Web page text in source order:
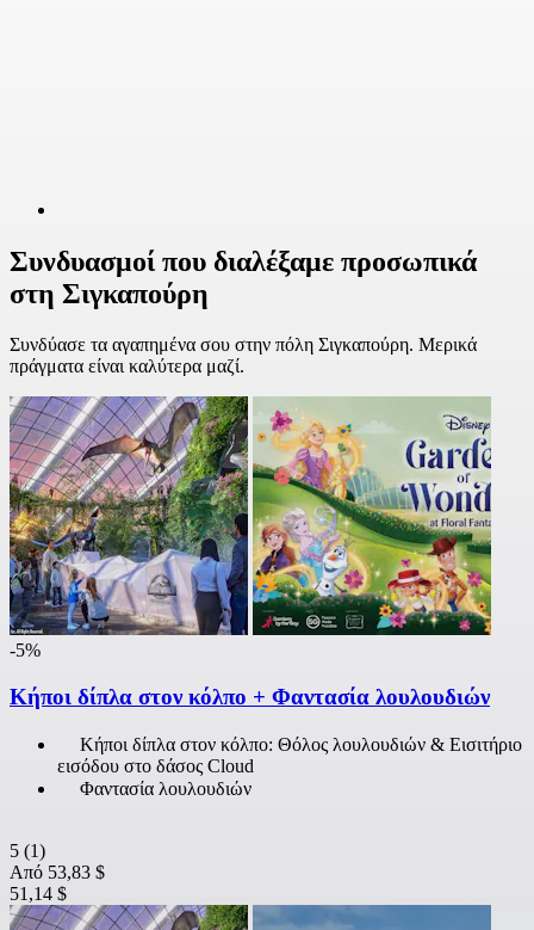
Συνδυασμοί που διαλέξαμε προσωπικά
στη Σιγκαπούρη
Συνδύασε τα αγαπημένα σου στην πόλη Σιγκαπούρη. Μερικά
πράγματα είναι καλύτερα μαζί.
-5%
Κήποι δίπλα στον κόλπο + Φαντασία λουλουδιών
Κήποι δίπλα στον κόλπο: Θόλος λουλουδιών & Εισιτήριο
εισόδου στο δάσος Cloud
Φαντασία λουλουδιών
5 (1)
Από 53,83 $
51,14 $